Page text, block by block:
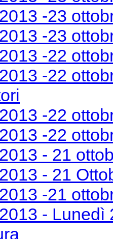
-23
-23
-22
-22
-22
-22
- 21
- 21
-21
- Lunedì